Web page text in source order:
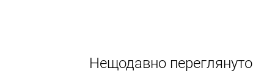
Нещодавно переглянуто